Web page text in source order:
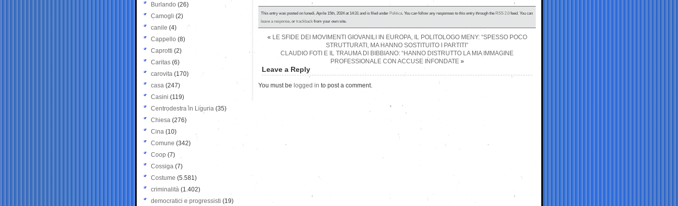
This entry was posted on lunedì, Aprile 15th, 2024 at 14:31 and is filed underPolitica. You can follow any responses to this entry through theRSS 2.0feed. You can
leave a response, ortrackbackfrom your own site.
« LE SFIDE DEI MOVIMENTI GIOVANILI IN EUROPA, IL POLITOLOGO MENY: “SPESSO POCO
STRUTTURATI, MA HANNO SOSTITUITO I PARTITI”
CLAUDIO FOTI E IL TRAUMA DI BIBBIANO: “HANNO DISTRUTTO LA MIA IMMAGINE
PROFESSIONALE CON ACCUSE INFONDATE»
Leave a Reply
You must be logged in to post a comment.
Burlando (26)
Camogli (2)
canile (4)
Cappello (8)
Caprotti (2)
Caritas (6)
carovita (170)
casa (247)
Casini (119)
Centrodestra in Liguria (35)
Chiesa (276)
Cina (10)
Comune (342)
Coop (7)
Cossiga (7)
Costume (5.581)
criminalità (1.402)
democratici e progressisti (19)